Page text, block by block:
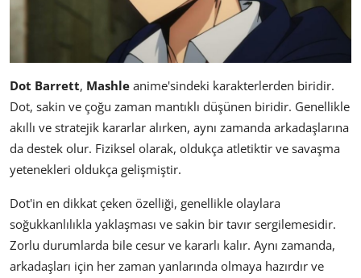
Dot Barrett, Mashle anime'sindeki karakterlerden biridir.
Dot, sakin ve çoğu zaman mantıklı düşünen biridir. Genellikle
akıllı ve stratejik kararlar alırken, aynı zamanda arkadaşlarına
da destek olur. Fiziksel olarak, oldukça atletiktir ve savaşma
yetenekleri oldukça gelişmiştir.
Dot'in en dikkat çeken özelliği, genellikle olaylara
soğukkanlılıkla yaklaşması ve sakin bir tavır sergilemesidir.
Zorlu durumlarda bile cesur ve kararlı kalır. Aynı zamanda,
arkadaşları için her zaman yanlarında olmaya hazırdır ve